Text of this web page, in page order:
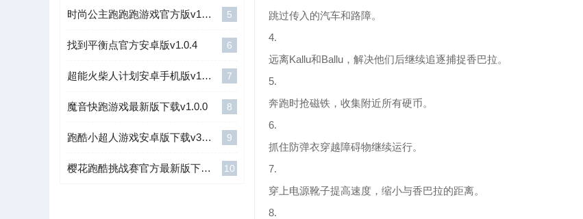
5
时尚公主跑跑跑游戏官方版v1.0.1
6
找到平衡点官方安卓版v1.0.4
7
超能火柴人计划安卓手机版v1.0.1
8
魔音快跑游戏最新版下载v1.0.0
9
跑酷小超人游戏安卓版下载v300.1.0
10
樱花跑酷挑战赛官方最新版下载v1.0.1
跳过传入的汽车和路障。
4.
远离Kallu和Ballu，解决他们后继续追逐捕捉香巴拉。
5.
奔跑时抢磁铁，收集附近所有硬币。
6.
抓住防弹衣穿越障碍物继续运行。
7.
穿上电源靴子提高速度，缩小与香巴拉的距离。
8.